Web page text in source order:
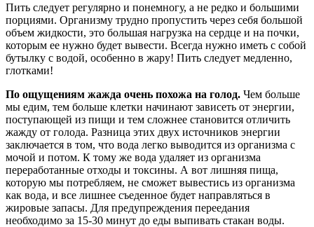
Пить следует регулярно и понемногу, а не редко и большими
порциями. Организму трудно пропустить через себя большой
объем жидкости, это большая нагрузка на сердце и на почки,
которым ее нужно будет вывести. Всегда нужно иметь с собой
бутылку с водой, особенно в жару! Пить следует медленно,
глотками!
По ощущениям жажда очень похожа на голод. Чем больше
мы едим, тем больше клетки начинают зависеть от энергии,
поступающей из пищи и тем сложнее становится отличить
жажду от голода. Разница этих двух источников энергии
заключается в том, что вода легко выводится из организма с
мочой и потом. К тому же вода удаляет из организма
переработанные отходы и токсины. А вот лишняя пища,
которую мы потребляем, не сможет вывестись из организма
как вода, и все лишнее съеденное будет направляться в
жировые запасы. Для предупреждения переедания
необходимо за 15-30 минут до еды выпивать стакан воды.